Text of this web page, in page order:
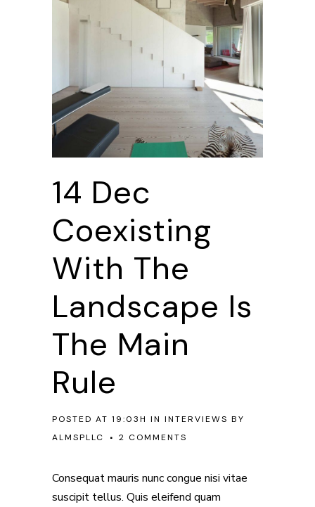
14 Dec
Coexisting
With The
Landscape Is
The Main
Rule
POSTED AT 19:03H IN INTERVIEWS BY
ALMSPLLC
2 COMMENTS
Consequat mauris nunc congue nisi vitae
suscipit tellus. Quis eleifend quam